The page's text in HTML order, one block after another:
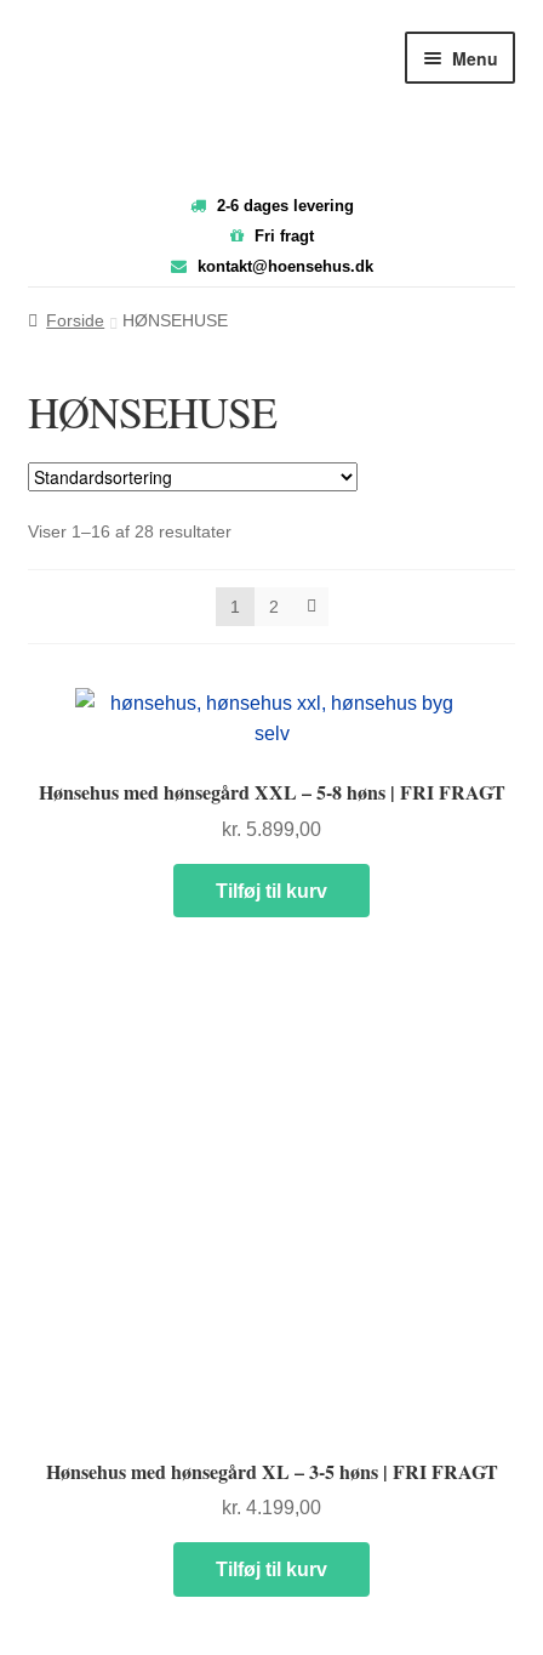
Menu
FORSIDE
2-6 dages levering
Fri fragt
kontakt@hoensehus.dk
Forside HØNSEHUSE
HØNSEHUSE
Viser 1–16 af 28 resultater
1 2
Hønsehus med hønsegård XXL – 5-8 høns | FRI FRAGT
kr. 5.899,00
Tilføj til kurv
Hønsehus med hønsegård XL – 3-5 høns | FRI FRAGT
kr. 4.199,00
Tilføj til kurv